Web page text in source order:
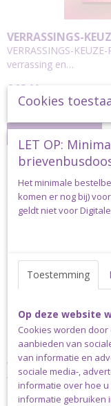
VERRASSINGS-
VERRASSINGS-
verrassing en…
€ 25,00
VERRASSINGS-
PAKKET
VERRASSINGS-
Hou jij…
Cookies
LET OP:
Het minimale
komen er nog bij)
geldt niet voor
Toestemming
Op deze website
Cookies worden
aanbieden van
van informatie en
sociale media-,
informatie over hoe
informatie gebruiken